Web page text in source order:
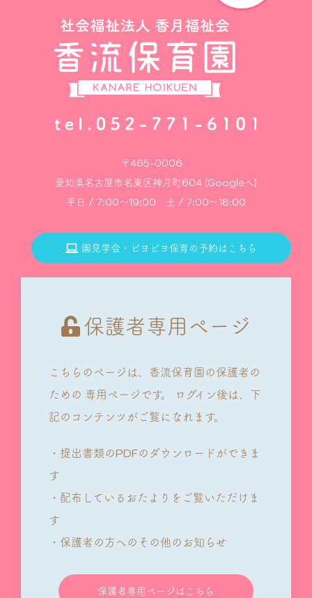
〒465-0006
愛知県名古屋市名東区神月町604 (Googleへ)
平日 / 7:00～19:00 土 / 7:00～18:00
園見学会・ピヨピヨ保育の予約はこちら
保護者専用ページ
こちらのページは、香流保育園の保護者の
ための 専用ページです。
ログイン後は、下
記のコンテンツがご覧になれます。
・提出書類のPDFのダウンロードができま
す
・配布しているおたよりをご覧いただけま
す
・保護者の方へのその他のお知らせ
保護者専用ページはこちら